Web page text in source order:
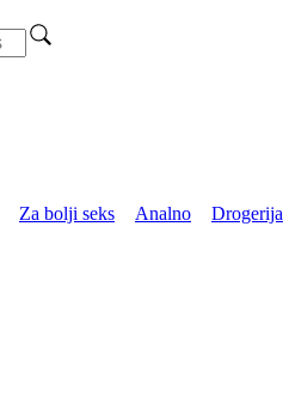
Za bolji seks Analno Drogerija